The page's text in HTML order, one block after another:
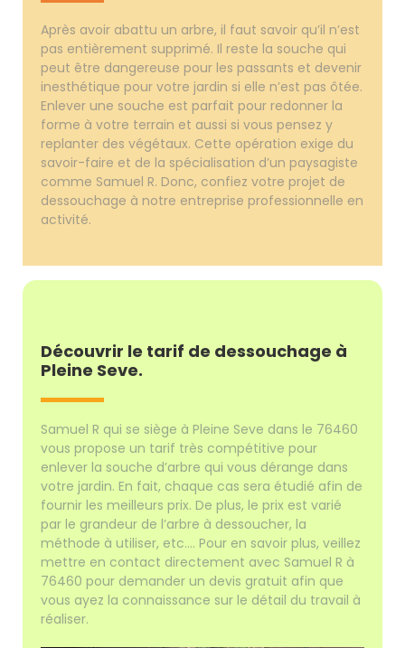
Après avoir abattu un arbre, il faut savoir qu’il n’est
pas entièrement supprimé. Il reste la souche qui
peut être dangereuse pour les passants et devenir
inesthétique pour votre jardin si elle n’est pas ôtée.
Enlever une souche est parfait pour redonner la
forme à votre terrain et aussi si vous pensez y
replanter des végétaux. Cette opération exige du
savoir-faire et de la spécialisation d’un paysagiste
comme Samuel R. Donc, confiez votre projet de
dessouchage à notre entreprise professionnelle en
activité.
Découvrir le tarif de dessouchage à
Pleine Seve.
Samuel R qui se siège à Pleine Seve dans le 76460
vous propose un tarif très compétitive pour
enlever la souche d’arbre qui vous dérange dans
votre jardin. En fait, chaque cas sera étudié afin de
fournir les meilleurs prix. De plus, le prix est varié
par le grandeur de l’arbre à dessoucher, la
méthode à utiliser, etc…. Pour en savoir plus, veillez
mettre en contact directement avec Samuel R à
76460 pour demander un devis gratuit afin que
vous ayez la connaissance sur le détail du travail à
réaliser.